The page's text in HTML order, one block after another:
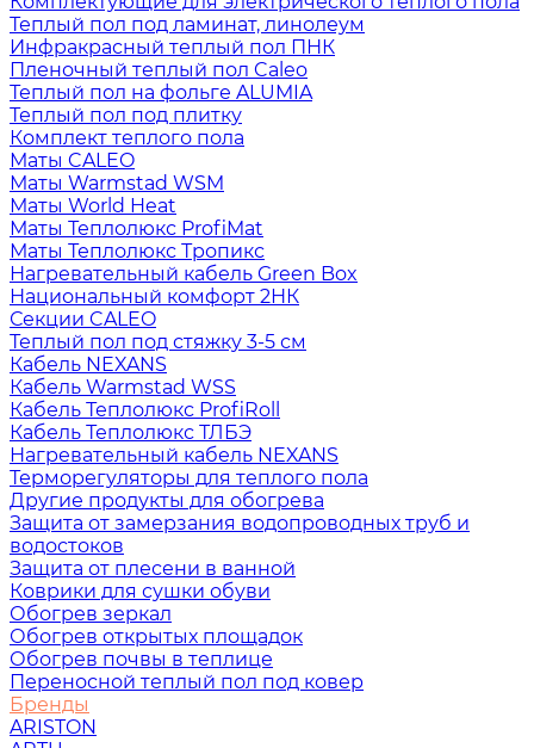
Теплый пол под ламинат, линолеум
Инфракрасный теплый пол ПНК
Пленочный теплый пол Caleo
Теплый пол на фольге ALUMIA
Теплый пол под плитку
Комплект теплого пола
Маты CALEO
Маты Warmstad WSM
Маты World Heat
Маты Теплолюкс ProfiMat
Маты Теплолюкс Тропикс
Нагревательный кабель Green Box
Национальный комфорт 2НК
Секции CALEO
Теплый пол под стяжку 3-5 см
Кабель NEXANS
Кабель Warmstad WSS
Кабель Теплолюкс ProfiRoll
Кабель Теплолюкс ТЛБЭ
Нагревательный кабель NEXANS
Терморегуляторы для теплого пола
Другие продукты для обогрева
Защита от замерзания водопроводных труб и
водостоков
Защита от плесени в ванной
Коврики для сушки обуви
Обогрев зеркал
Обогрев открытых площадок
Обогрев почвы в теплице
Переносной теплый пол под ковер
Бренды
ARISTON